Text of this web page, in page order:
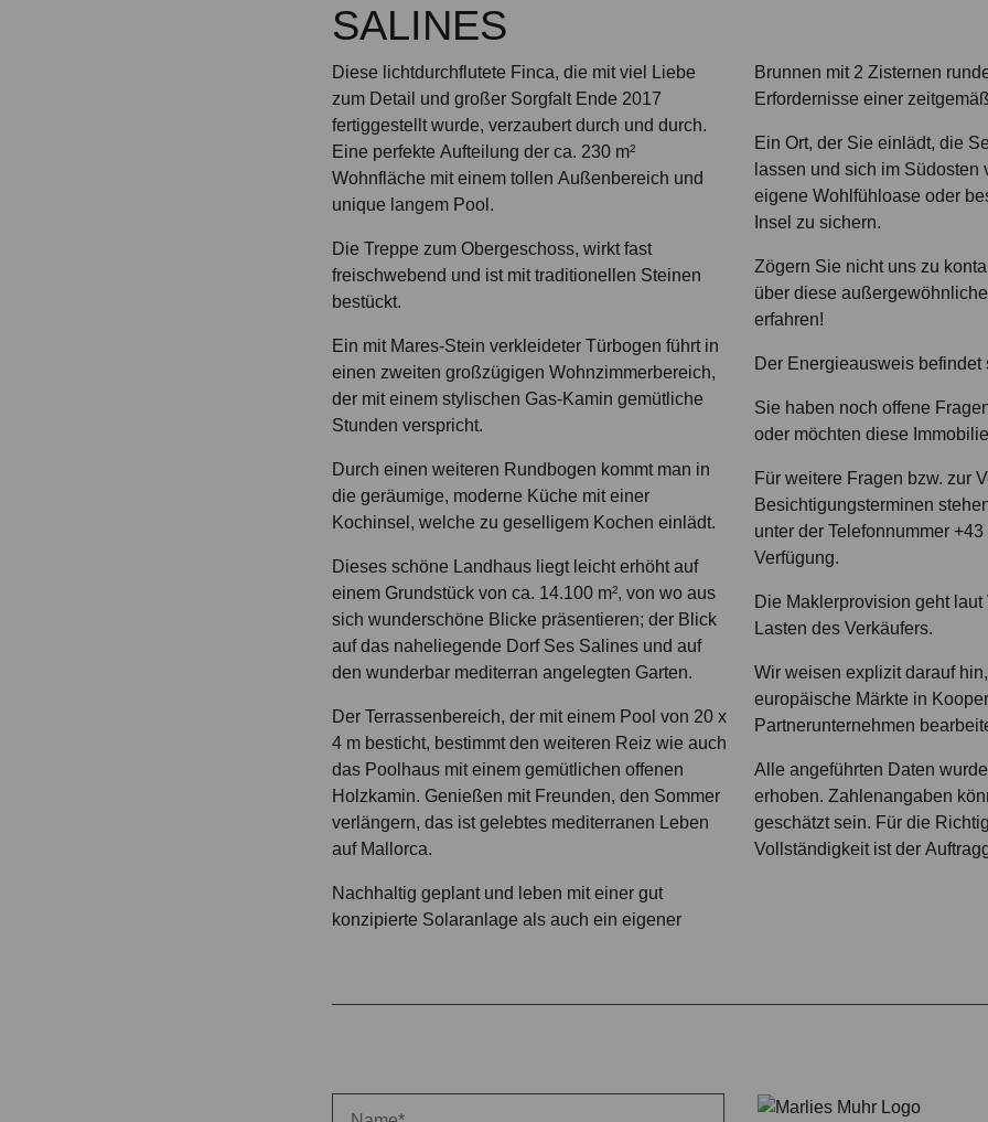
ALINES
Diese lichtdurchflutete Finca, die mit viel Liebe
zum Detail und großer Sorgfalt Ende 2017
fertiggestellt wurde, verzaubert durch und durch.
Eine perfekte Aufteilung der ca. 230 m²
Wohnfläche mit einem tollen Außenbereich und
unique langem Pool.
Die Treppe zum Obergeschoss, wirkt fast
freischwebend und ist mit traditionellen Steinen
bestückt.
Ein mit Mares-Stein verkleideter Türbogen führt in
einen zweiten großzügigen Wohnzimmerbereich,
der mit einem stylischen Gas-Kamin gemütliche
Stunden verspricht.
Durch einen weiteren Rundbogen kommt man in
die geräumige, moderne Küche mit einer
Kochinsel, welche zu geselligem Kochen einlädt.
Dieses schöne Landhaus liegt leicht erhöht auf
einem Grundstück von ca. 14.100 m², von wo aus
sich wunderschöne Blicke präsentieren; der Blick
auf das naheliegende Dorf Ses Salines und auf
den wunderbar mediterran angelegten Garten.
Der Terrassenbereich, der mit einem Pool von 20 x
4 m besticht, bestimmt den weiteren Reiz wie auch
das Poolhaus mit einem gemütlichen offenen
Holzkamin. Genießen mit Freunden, den Sommer
verlängern, das ist gelebtes mediterranen Leben
auf Mallorca.
Nachhaltig geplant und leben mit einer gut
konzipierte Solaranlage als auch ein eigener
Brunnen mit 2 Zisternen
Erfordernisse einer
Ein Ort, der Sie einlädt, die
lassen und sich im Südosten
eigene Wohlfühloase oder
Insel zu sichern.
Zögern Sie nicht uns zu
über diese
erfahren!
Der Energieausweis befindet
Sie haben noch offene
oder möchten diese
Für weitere Fragen bzw. zur
Besichtigungsterminen
unter der Telefonnummer
Verfügung.
Die Maklerprovision geht laut
Lasten des Verkäufers.
Wir weisen explizit darauf
europäische Märkte in
Partnerunternehmen
Alle angeführten Daten
erhoben. Zahlenangaben
geschätzt sein. Für die
Vollständigkeit ist der